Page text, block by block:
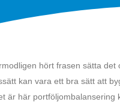
hört frasen sätta
kan vara ett bra sätt att
är här